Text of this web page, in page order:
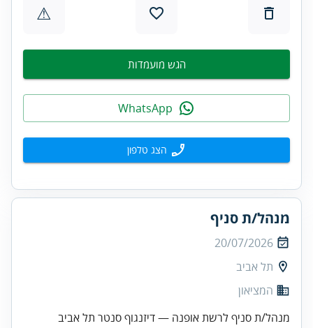
⚠
הגש מועמדות
הצג טלפון
מנהל/ת סניף
20/07/2026
תל אביב
המציאון
מנהל/ת סניף לרשת אופנה — דיזנגוף סנטר תל אביב